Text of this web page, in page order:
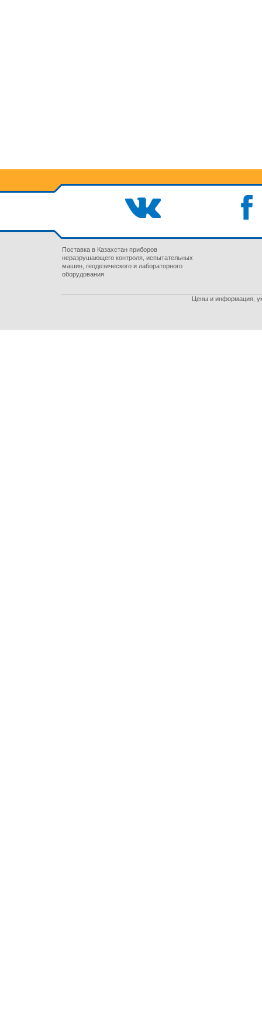
Поставка в Казахстан приборов
неразрушающего контроля, испытательных
машин, геодезического и лабораторного
оборудования
Цены и информация,